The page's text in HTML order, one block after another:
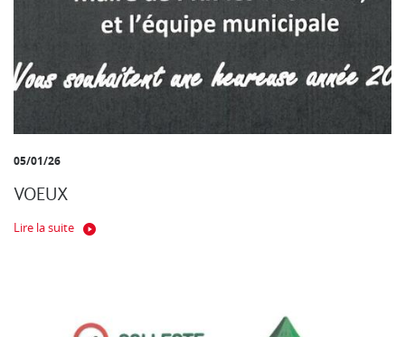
05/01/26
VOEUX
Lire la suite